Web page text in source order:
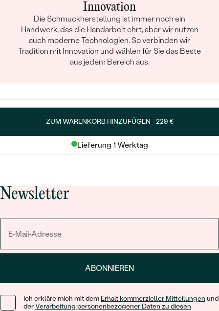
Innovation
Die Schmuckherstellung ist immer noch ein
Handwerk, das die Handarbeit ehrt, aber wir nutzen
auch moderne Technologien. So verbinden wir
Tradition mit Innovation und wählen für Sie das Beste
aus jedem Bereich aus.
ZUM WARENKORB HINZUFÜGEN -229 €
Lieferung 1 Werktag
Newsletter
ABONNIEREN
Ich erkläre mich mit dem Erhalt kommerzieller Mitteilungen und
derVerarbeitung personenbezogener Daten zu diesen